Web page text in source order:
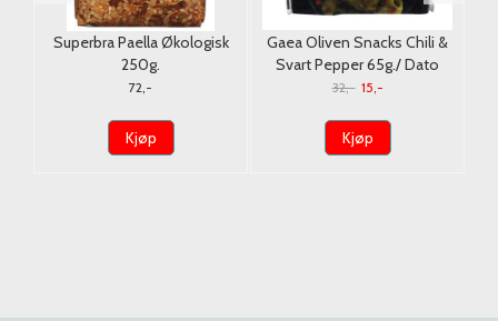
Superbra Paella Økologisk
250g.
72,-
Kjøp
Gaea Oliven Snacks Chili &
Svart Pepper 65g./ Dato
32,- 15,-
Kjøp